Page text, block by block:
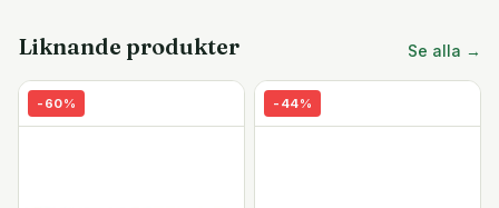
Liknande produkter Se alla →
- 60% - 44%